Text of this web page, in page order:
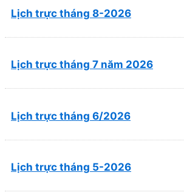
Lịch trực tháng 8-2026
Lịch trực tháng 7 năm 2026
Lịch trực tháng 6/2026
Lịch trực tháng 5-2026